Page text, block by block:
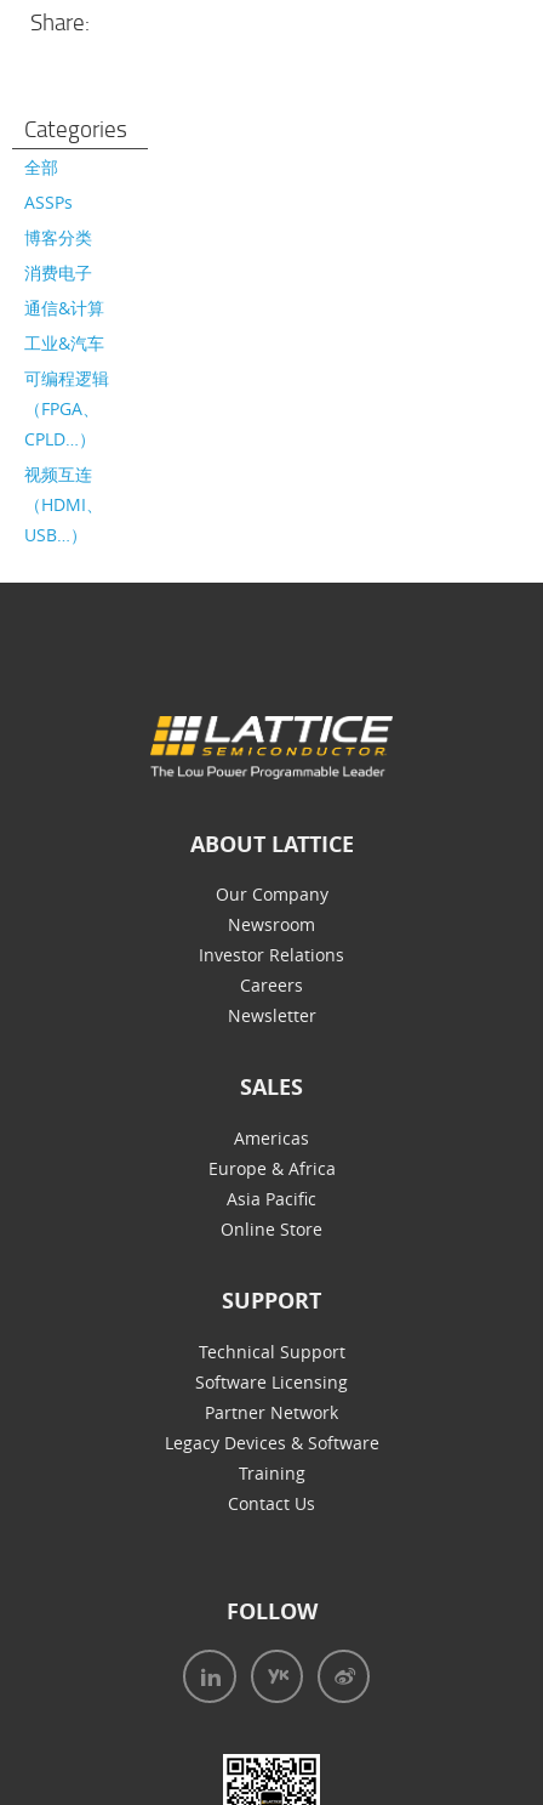
Share:
Categories
全部
ASSPs
博客分类
消费电子
通信&计算
工业&汽车
可编程逻辑
（FPGA、
CPLD…）
视频互连
（HDMI、
USB…）
ABOUT LATTICE
Our Company
Newsroom
Investor Relations
Careers
Newsletter
SALES
Americas
Europe & Africa
Asia Pacific
Online Store
SUPPORT
Technical Support
Software Licensing
Partner Network
Legacy Devices & Software
Training
Contact Us
FOLLOW